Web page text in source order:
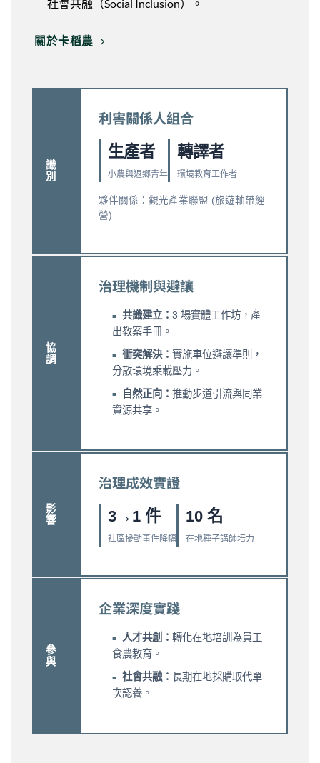
社會共融（Social Inclusion）。
關於卡稻農
識別
利害關係人組合
生產者
小農與返鄉青年
轉譯者
環境教育工作者
夥伴關係：觀光產業聯盟 (旅遊軸帶經
營)
協調
治理機制與避讓
共識建立： 3 場實體工作坊，產
出教案手冊。
衝突解決： 實施車位避讓準則，
分散環境乘載壓力。
自然正向： 推動步道引流與同業
資源共享。
影響
治理成效實證
3→1 件
社區擾動事件降幅
10 名
在地種子講師培力
參與
企業深度實踐
人才共創： 轉化在地培訓為員工
食農教育。
社會共融： 長期在地採購取代單
次認養。